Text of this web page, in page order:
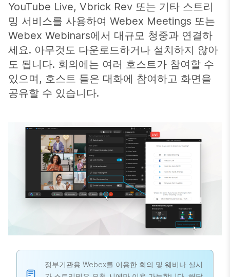
YouTube Live, Vbrick Rev 또는 기타 스트리
밍 서비스를 사용하여 Webex Meetings 또는
Webex Webinars에서 대규모 청중과 연결하
세요. 아무것도 다운로드하거나 설치하지 않아
도 됩니다. 회의에는 여러 호스트가 참여할 수
있으며, 호스트 들은 대화에 참여하고 화면을
공유할 수 있습니다.
정부기관용 Webex를 이용한 회의 및 웨비나 실시